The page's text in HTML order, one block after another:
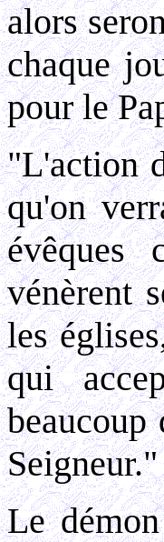
alors
chaque
pour le
"L'action
qu'on
évêques
vénèrent
les
qui
Seigneur."
Le